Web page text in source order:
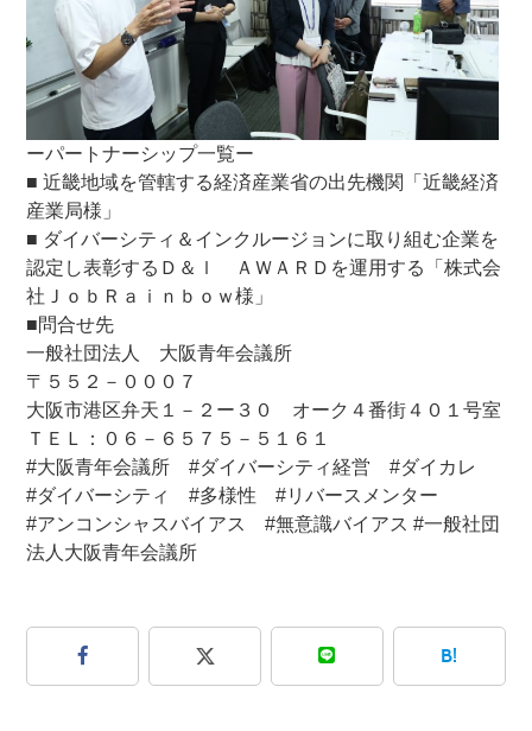
ーパートナーシップ一覧ー
■ 近畿地域を管轄する経済産業省の出先機関「近畿経済
産業局様」
■ ダイバーシティ＆インクルージョンに取り組む企業を
認定し表彰するＤ＆ｌ ＡＷＡＲＤを運用する「株式会
社ＪｏｂＲａｉｎｂｏｗ様」
■問合せ先
一般社団法人 大阪青年会議所
〒５５２－０００７
大阪市港区弁天１－２ー３０ オーク４番街４０１号室
ＴＥＬ：０６－６５７５－５１６１
#大阪青年会議所 #ダイバーシティ経営 #ダイカレ
#ダイバーシティ #多様性 #リバースメンター
#アンコンシャスバイアス #無意識バイアス #一般社団
法人大阪青年会議所
B!